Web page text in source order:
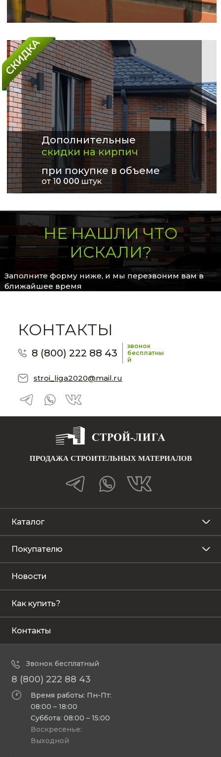
Дополнительные
скидки на кирпич
при покупке в объеме
от 10 000штук
НЕ НАШЛИ ЧТО
ИСКАЛИ?
Заполните форму ниже, и мы перезвоним вам в
ближайшее время
КОНТАКТЫ
8 (800) 222 88 43
звонок
бесплатны
й
stroi_liga2020@mail.ru
ПРОДАЖА СТРОИТЕЛЬНЫХ МАТЕРИАЛОВ
Каталог
Покупателю
Новости
Как купить?
Контакты
Звонок бесплатный
8 (800) 222 88 43
Время работы: Пн-Пт:
08:00 – 18:00
Суббота: 08:00 – 15:00
Воскресенье:
Выходной